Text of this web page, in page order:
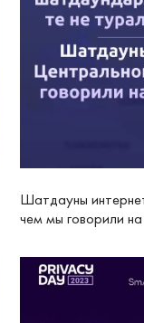
Шатдауны
чем мы говорили